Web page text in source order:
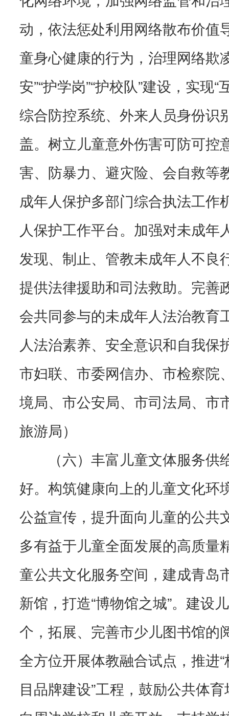
动，依法惩处利用网络散布价值
童身心健康的行为，治理网络欺
安”“护学岗”“护校队”建设，实现
综合防控系统、外来人员身份识
盖。树立儿童意外伤害可防可控
害、防暴力、避灾险、会自救等
成年人保护多部门综合执法工作
人保护工作平台。加强对未成年
发现、制止、管教未成年人不良
提供法律援助和司法救助。完善
会共同参与的未成年人法治教育
人法治素养、安全意识和自我保
市妇联、市委网信办、市检察院
境局、市公安局、市司法局、市
旅游局）
（六）丰富儿童文体服务
好。构筑健康向上的儿童文化环
公益宣传，提升面向儿童的公共
多有益于儿童全面发展的高质量
童公共文化服务空间，建成青岛
新馆，打造“博物馆之城”。建设
个，拓展、完善市少儿图书馆的
全方位开展体教融合试点，推进
目品牌建设”工程，鼓励公共体